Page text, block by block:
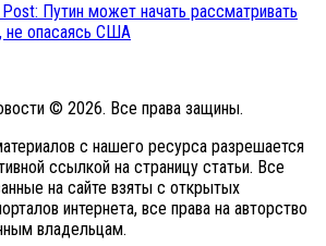
Путин может начать рассматривать
не опасаясь США
© 2026. Все права защины.
с нашего ресурса разрешается
ссылкой на страницу статьи. Все
на сайте взяты с открытых
интернета, все права на авторство
владельцам.